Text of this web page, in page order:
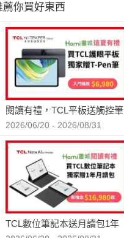
薦你買好東西
閱讀有禮，TCL平板送觸控筆
2026/06/20 - 2026/08/31
TCL數位筆記本送月讀包1年